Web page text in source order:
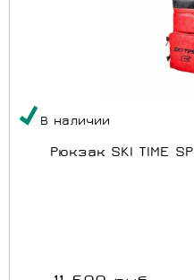
В наличии
Рюкзак SKI TIME